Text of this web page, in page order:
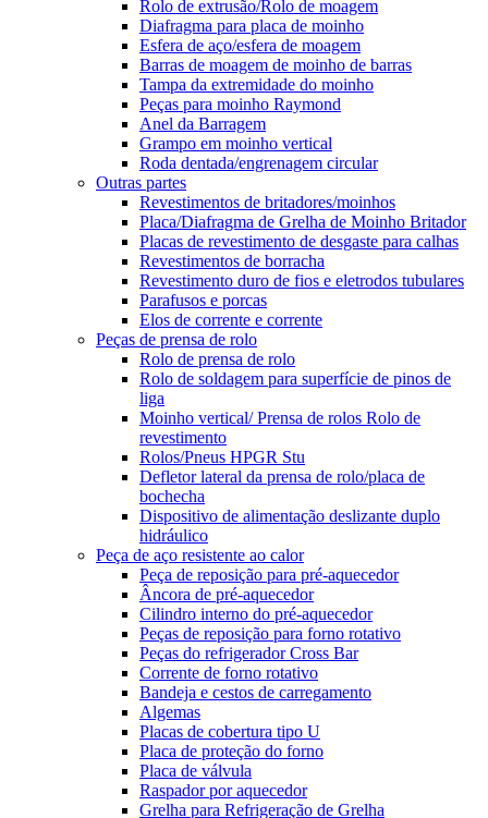
Rolo de extrusão/Rolo de moagem
Diafragma para placa de moinho
Esfera de aço/esfera de moagem
Barras de moagem de moinho de barras
Tampa da extremidade do moinho
Peças para moinho Raymond
Anel da Barragem
Grampo em moinho vertical
Roda dentada/engrenagem circular
Outras partes
Revestimentos de britadores/moinhos
Placa/Diafragma de Grelha de Moinho Britador
Placas de revestimento de desgaste para calhas
Revestimentos de borracha
Revestimento duro de fios e eletrodos tubulares
Parafusos e porcas
Elos de corrente e corrente
Peças de prensa de rolo
Rolo de prensa de rolo
Rolo de soldagem para superfície de pinos de
liga
Moinho vertical/ Prensa de rolos Rolo de
revestimento
Rolos/Pneus HPGR Stu
Defletor lateral da prensa de rolo/placa de
bochecha
Dispositivo de alimentação deslizante duplo
hidráulico
Peça de aço resistente ao calor
Peça de reposição para pré-aquecedor
Âncora de pré-aquecedor
Cilindro interno do pré-aquecedor
Peças de reposição para forno rotativo
Peças do refrigerador Cross Bar
Corrente de forno rotativo
Bandeja e cestos de carregamento
Algemas
Placas de cobertura tipo U
Placa de proteção do forno
Placa de válvula
Raspador por aquecedor
Grelha para Refrigeração de Grelha